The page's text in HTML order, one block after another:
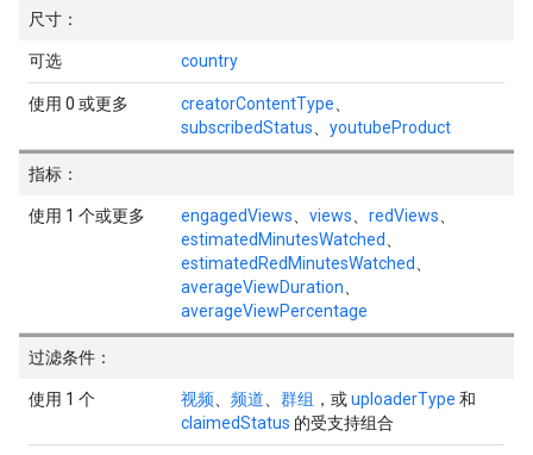
尺寸：
可选 country
使用 0 或更多 creatorContentType
subscribedStatus
youtubeProduct
指标：
使用 1 个或更多 engagedViews views redViews
estimatedMinutesWatched
estimatedRedMinutesWatched
averageViewDuration
averageViewPercentage
过滤条件：
使用 1 个 视频 频道 群组 ，或uploaderType 和
claimedStatus 的受支持组合